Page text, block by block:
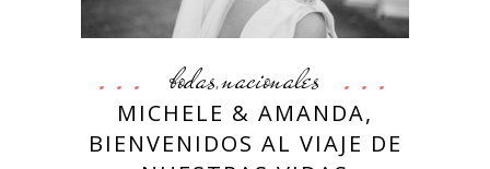
bodas,nacionales
MICHELE & AMANDA,
BIENVENIDOS AL VIAJE DE